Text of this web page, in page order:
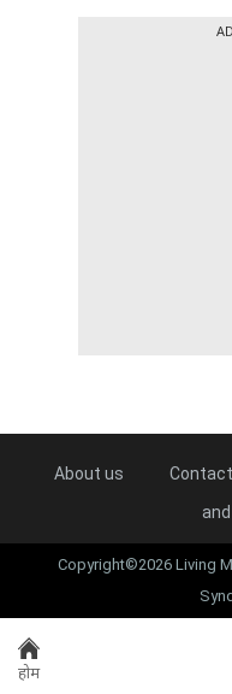
होम
About us
Copyright©2026 Living